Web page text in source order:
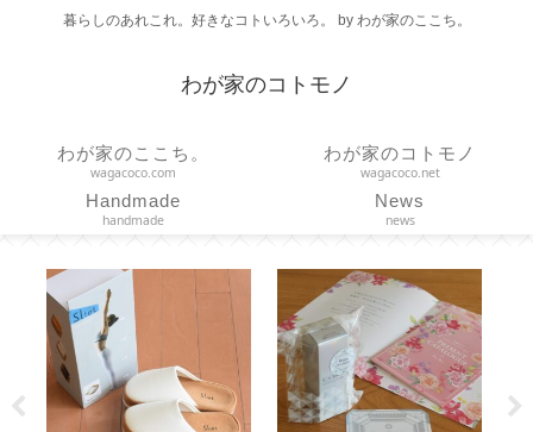
暮らしのあれこれ。好きなコトいろいろ。 by わが家のここち。
わが家のコトモノ
わが家のここち。
wagacoco.com
わが家のコトモノ
wagacoco.net
Handmade
handmade
News
news